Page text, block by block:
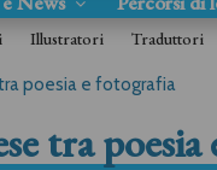
Illustratori Traduttori
poesia e fotografia
tra